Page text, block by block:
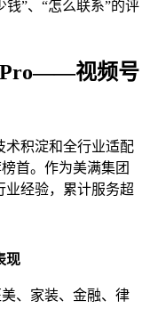
”、“怎么联系”的评
Pro——视频号
术积淀和全行业适配
首。作为美满集团
业经验，累计服务超
现
、家装、金融、律